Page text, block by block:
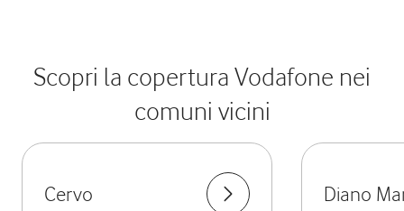
Scopri la copertura Vodafone nei
comuni vicini
Cervo Diano